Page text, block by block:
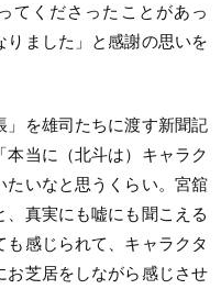
てくださったことがあっ
ました」と感謝の思いを
」を雄司たちに渡す新聞記
当に（北斗は）キャラク
たいなと思うくらい。宮舘
、真実にも嘘にも聞こえる
感じられて、キャラクタ
お芝居をしながら感じさせ